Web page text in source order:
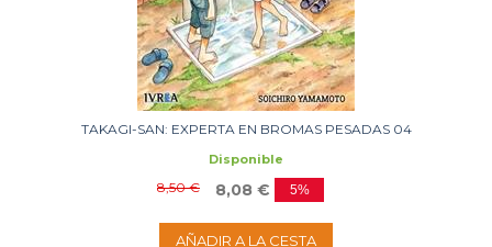
TAKAGI-SAN: EXPERTA EN BROMAS PESADAS 04
Disponible
8,50 € 8,08 € 5%
AÑADIR A LA CESTA